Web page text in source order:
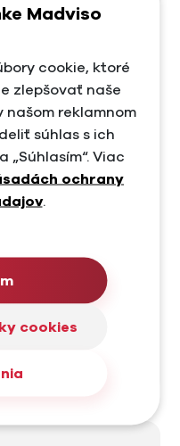
shop
Madviso
cookie, ktoré
zlepšovať naše
našom reklamnom
súhlas s ich
Viac
ochrany
.
cookies